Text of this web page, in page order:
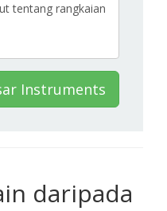
Instruments
daripada